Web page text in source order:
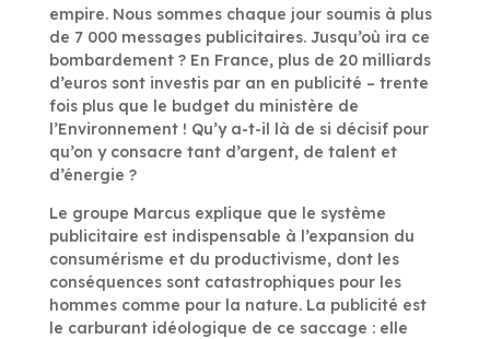
empire. Nous sommes chaque jour soumis à plus
de 7 000 messages publicitaires. Jusqu’où ira ce
bombardement ? En France, plus de 20 milliards
d’euros sont investis par an en publicité – trente
fois plus que le budget du ministère de
l’Environnement ! Qu’y a-t-il là de si décisif pour
qu’on y consacre tant d’argent, de talent et
d’énergie ?
Le groupe Marcus explique que le système
publicitaire est indispensable à l’expansion du
consumérisme et du productivisme, dont les
conséquences sont catastrophiques pour les
hommes comme pour la nature. La publicité est
le carburant idéologique de ce saccage : elle